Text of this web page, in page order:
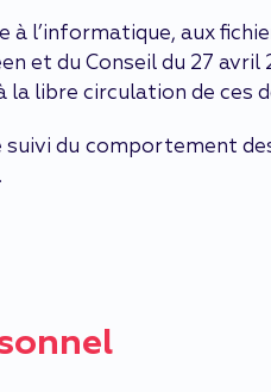
à l’informatique, aux
et du Conseil du 27
libre circulation de ces
du comportement